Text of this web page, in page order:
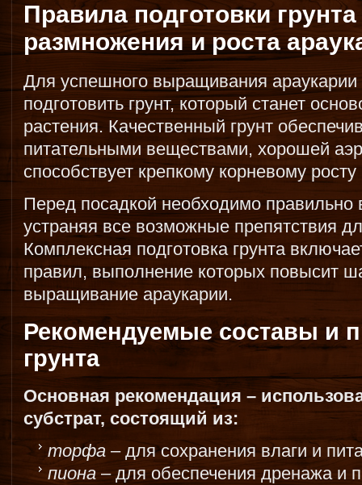
Правила подготовки
размножения и роста
Для успешного выращивания
подготовить грунт, который станет
растения. Качественный грунт
питательными веществами, хорошей
способствует крепкому корневому
Перед посадкой необходимо правильно
устраняя все возможные препятствия
Комплексная подготовка грунта
правил, выполнение которых повысит
выращивание араукарии.
Рекомендуемые составы и
грунта
Основная рекомендация –
субстрат, состоящий из:
торфа – для сохранения влаги и
пиона – для обеспечения дренажа и